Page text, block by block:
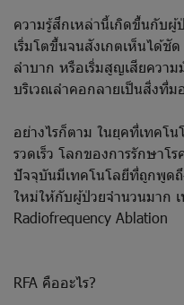
ความรู้สึกเหล่านี้เกิดขึ้นกับผู้
เริ่มโตขึ้นจนสังเกตเห็นได้
ลำบาก หรือเริ่มสูญเสียควา
บริเวณลำคอกลายเป็นสิ่งที่ม
อย่างไรก็ตาม ในยุคที่เทคโ
รวดเร็ว โลกของการรักษาโ
ปัจจุบันมีเทคโนโลยีที่ถูกพูดถึ
ใหม่ให้กับผู้ป่วยจำนวนมาก
Radiofrequency Ablation
RFA คืออะไร?